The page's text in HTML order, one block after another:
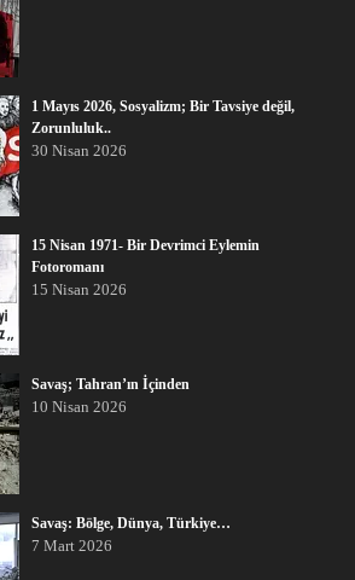
1 Mayıs 2026, Sosyalizm; Bir Tavsiye değil,
Zorunluluk..
30 Nisan 2026
15 Nisan 1971- Bir Devrimci Eylemin
Fotoromanı
15 Nisan 2026
Savaş; Tahran’ın İçinden
10 Nisan 2026
Savaş: Bölge, Dünya, Türkiye…
7 Mart 2026